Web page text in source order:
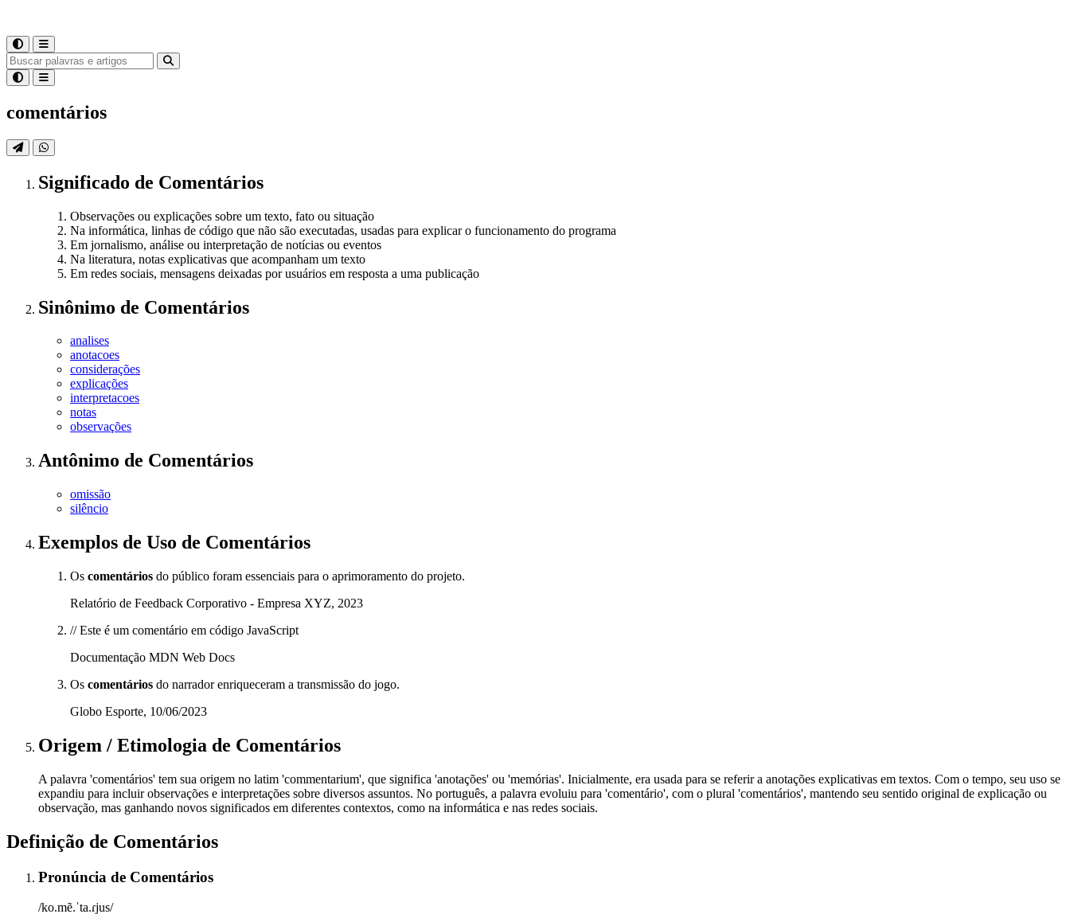
comentários
Significado de Comentários
Observações ou explicações sobre um texto, fato ou situação
Na informática, linhas de código que não são executadas, usadas para explicar o funcionamento do programa
Em jornalismo, análise ou interpretação de notícias ou eventos
Na literatura, notas explicativas que acompanham um texto
Em redes sociais, mensagens deixadas por usuários em resposta a uma publicação
Sinônimo de Comentários
analises
anotacoes
considerações
explicações
interpretacoes
notas
observações
Antônimo de Comentários
omissão
silêncio
Exemplos de Uso de Comentários
Os comentários do público foram essenciais para o aprimoramento do projeto.
Relatório de Feedback Corporativo - Empresa XYZ, 2023
// Este é um comentário em código JavaScript
Documentação MDN Web Docs
Os comentários do narrador enriqueceram a transmissão do jogo.
Globo Esporte, 10/06/2023
Origem / Etimologia de Comentários
A palavra 'comentários' tem sua origem no latim 'commentarium', que significa 'anotações' ou 'memórias'. Inicialmente, era usada para se referir a anotações explicativas em textos. Com o tempo, seu uso se
expandiu para incluir observações e interpretações sobre diversos assuntos. No português, a palavra evoluiu para 'comentário', com o plural 'comentários', mantendo seu sentido original de explicação ou
observação, mas ganhando novos significados em diferentes contextos, como na informática e nas redes sociais.
Definição de Comentários
Pronúncia de Comentários
/ko.mẽ.ˈta.ɾjus/